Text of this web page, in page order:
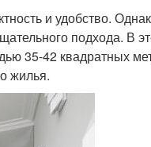
и удобство.
подхода. В
35-42 квадратных
жилья.